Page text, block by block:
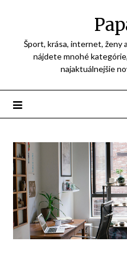
Šport, krása, internet, ženy
nájdete mnohé
najaktuálnejšie